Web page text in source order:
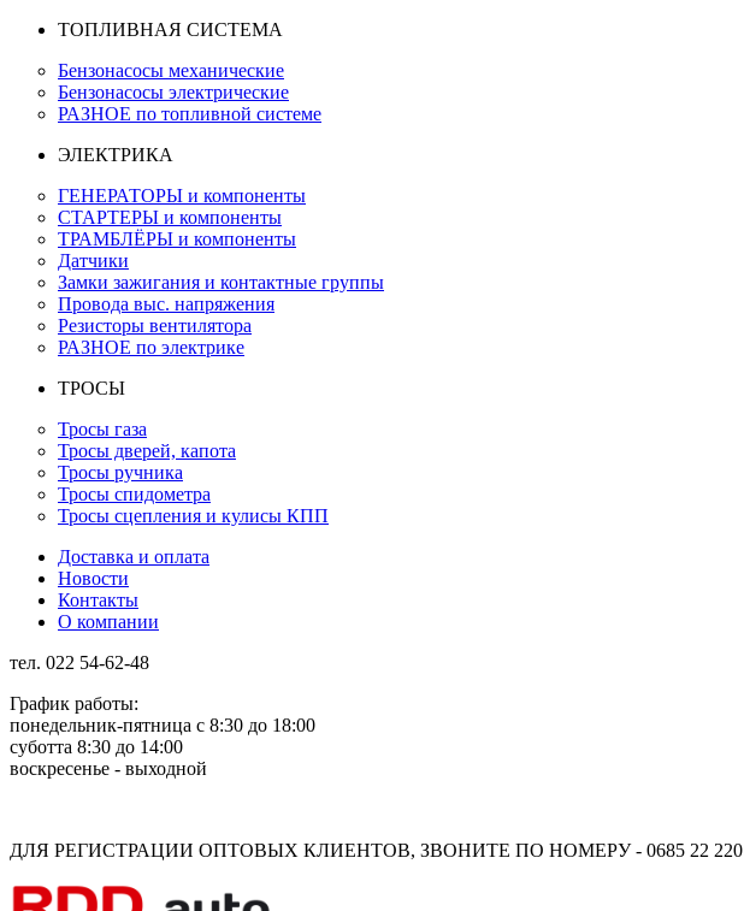
ТОПЛИВНАЯ СИСТЕМА
Бензонасосы механические
Бензонасосы электрические
РАЗНОЕ по топливной системе
ЭЛЕКТРИКА
ГЕНЕРАТОРЫ и компоненты
СТАРТЕРЫ и компоненты
ТРАМБЛЁРЫ и компоненты
Датчики
Замки зажигания и контактные группы
Провода выс. напряжения
Резисторы вентилятора
РАЗНОЕ по электрике
ТРОСЫ
Тросы газа
Тросы дверей, капота
Тросы ручника
Тросы спидометра
Тросы сцепления и кулисы КПП
Доставка и оплата
Новости
Контакты
О компании
тел. 022 54-62-48
График работы:
понедельник-пятница с 8:30 до 18:00
суботта 8:30 до 14:00
воскресенье - выходной
ДЛЯ РЕГИСТРАЦИИ ОПТОВЫХ КЛИЕНТОВ, ЗВОНИТЕ ПО НОМЕРУ - 0685 22 220